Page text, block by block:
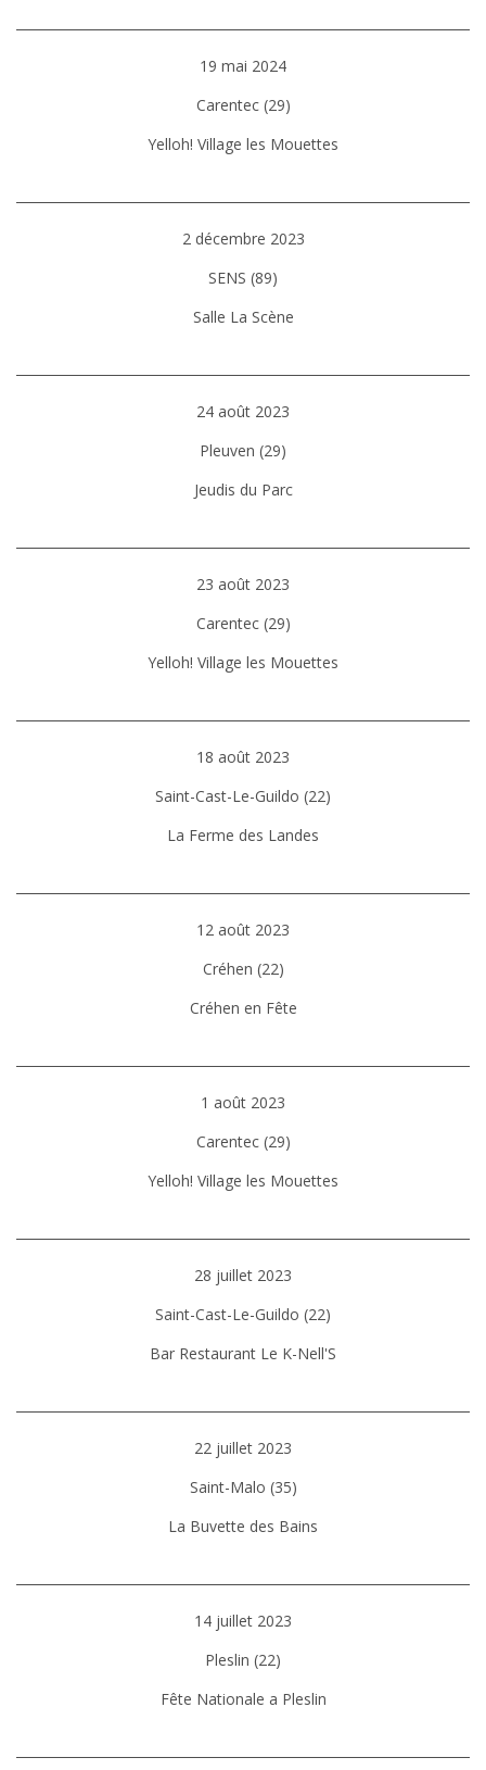
19 mai 2024
Carentec (29)
Yelloh! Village les Mouettes
2 décembre 2023
SENS (89)
Salle La Scène
24 août 2023
Pleuven (29)
Jeudis du Parc
23 août 2023
Carentec (29)
Yelloh! Village les Mouettes
18 août 2023
Saint-Cast-Le-Guildo (22)
La Ferme des Landes
12 août 2023
Créhen (22)
Créhen en Fête
1 août 2023
Carentec (29)
Yelloh! Village les Mouettes
28 juillet 2023
Saint-Cast-Le-Guildo (22)
Bar Restaurant Le K-Nell'S
22 juillet 2023
Saint-Malo (35)
La Buvette des Bains
14 juillet 2023
Pleslin (22)
Fête Nationale a Pleslin